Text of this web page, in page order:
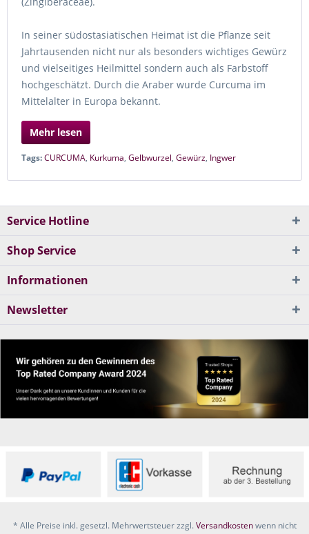
In seiner südostasiatischen Heimat ist die Pflanze seit
Jahrtausenden nicht nur als besonders wichtiges Gewürz
und vielseitiges Heilmittel sondern auch als Farbstoff
hochgeschätzt. Durch die Araber wurde Curcuma im
Mittelalter in Europa bekannt.
Mehr lesen
Tags:CURCUMA, Kurkuma, Gelbwurzel, Gewürz, Ingwer
Service Hotline
Shop Service
Informationen
Newsletter
* Alle Preise inkl. gesetzl. Mehrwertsteuer zzgl.Versandkostenwenn nicht